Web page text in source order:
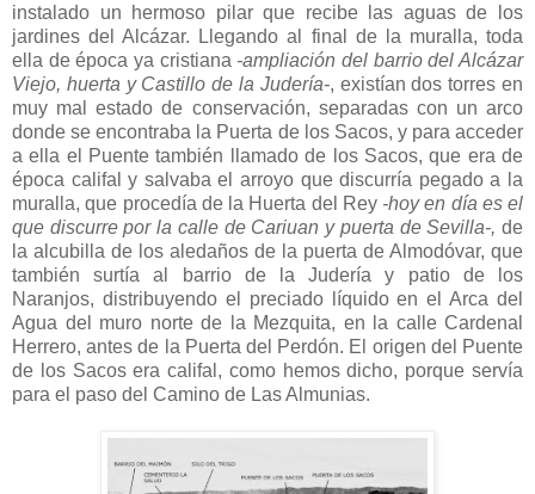
instalado un hermoso pilar que recibe las aguas de los
jardines del Alcázar. Llegando al final de la muralla, toda
ella de época ya cristiana -ampliación del barrio del Alcázar
Viejo, huerta y Castillo de la Judería-, existían dos torres en
muy mal estado de conservación, separadas con un arco
donde se encontraba la Puerta de los Sacos, y para acceder
a ella el Puente también llamado de los Sacos, que era de
época califal y salvaba el arroyo que discurría pegado a la
muralla, que procedía de la Huerta del Rey -hoy en día es el
que discurre por la calle de Cariuan y puerta de Sevilla-, de
la alcubilla de los aledaños de la puerta de Almodóvar, que
también surtía al barrio de la Judería y patio de los
Naranjos, distribuyendo el preciado líquido en el Arca del
Agua del muro norte de la Mezquita, en la calle Cardenal
Herrero, antes de la Puerta del Perdón. El origen del Puente
de los Sacos era califal, como hemos dicho, porque servía
para el paso del Camino de Las Almunias.